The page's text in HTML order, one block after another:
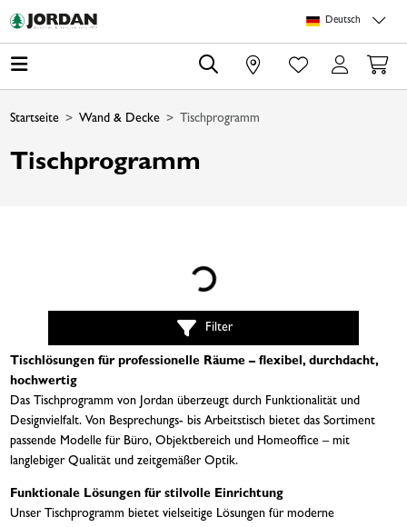
Deutsch
0
Startseite Wand & Decke Tischprogramm
Tischprogramm
Loading...
Filter
Tischlösungen für professionelle Räume – flexibel, durchdacht,
hochwertig
Das Tischprogramm von Jordan überzeugt durch Funktionalität und
Designvielfalt. Von Besprechungs- bis Arbeitstisch bietet das Sortiment
passende Modelle für Büro, Objektbereich und Homeoffice – mit
langlebiger Qualität und zeitgemäßer Optik.
Funktionale Lösungen für stilvolle Einrichtung
Unser Tischprogramm bietet vielseitige Lösungen für moderne